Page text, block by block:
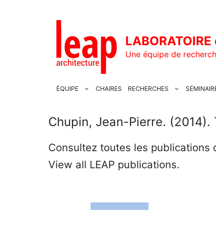
Une équipe de
ÉQUIPE CHAIRES RECHERCHES
Chupin, Jean-Pierre.
Consultez toutes les publications
View all LEAP publications.